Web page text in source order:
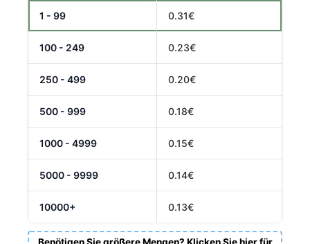
1 - 99 0.31€
100 - 249 0.23€
250 - 499 0.20€
500 - 999 0.18€
1000 - 4999 0.15€
5000 - 9999 0.14€
10000+ 0.13€